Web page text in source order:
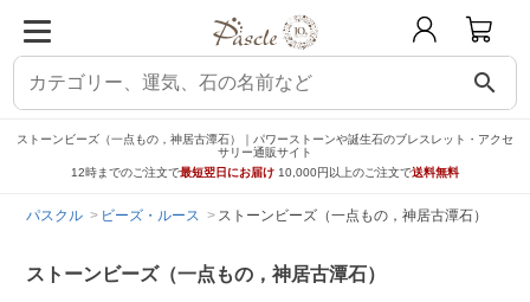
search
ストーンビーズ（一点もの，神居古潭石）｜パワーストーンや誕生石のブレスレット・アクセ
サリー通販サイト
12時までのご注文で最短翌日にお届け 10,000円以上のご注文で送料無料
パスクル ビーズ・ルース ストーンビーズ（一点もの，神居古潭石）
ストーンビーズ（一点もの，神居古潭石）